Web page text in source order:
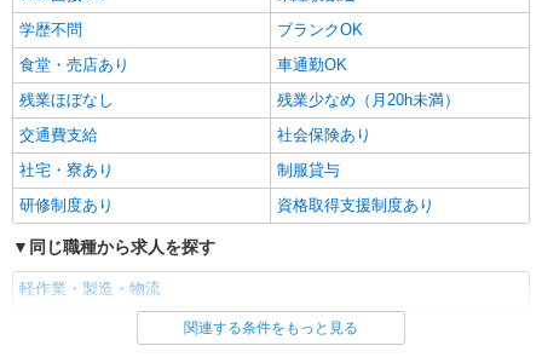
学歴不問
ブランクOK
食堂・売店あり
車通勤OK
残業ほぼなし
残業少なめ（月20h未満）
交通費支給
社会保険あり
社宅・寮あり
制服貸与
研修制度あり
資格取得支援制度あり
同じ職種から求人を探す
軽作業・製造・物流
同じ特徴から求人を探す関連する条件をもっと見る